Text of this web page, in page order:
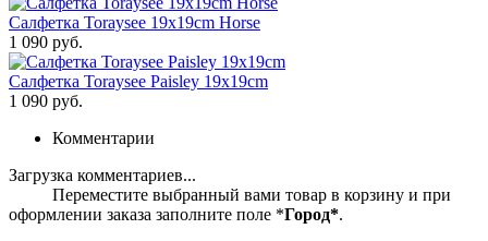
Салфетка Toraysee 19x19cm Horse
1 090 руб.
Салфетка Toraysee Paisley 19x19cm
1 090 руб.
Комментарии
Загрузка комментариев...
Переместите выбранный вами товар в корзину и при
оформлении заказа заполните поле *Город*.